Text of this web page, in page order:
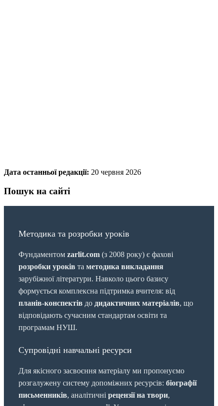
Дата останньої редакції: 20 червня 2026
Пошук на сайті
Методика та розробки уроків
Фундаментом zarlit.com (з 2008 року) є фахові
розробки уроків та методика викладання
зарубіжної літератури. Навколо цього базису
формується комплексна підтримка вчителя: від
планів-конспектів до дидактичних матеріалів, що
відповідають сучасним стандартам освіти та
програмам НУШ.
Супровідні навчальні ресурси
Для якісного засвоєння матеріалу ми пропонуємо
розгалужену систему допоміжних ресурсів: біографії
письменників, аналітичні рецензії на твори,